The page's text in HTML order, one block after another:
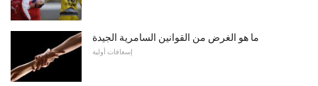
ما هو الغرض من القوانين السامرية الجيدة
إسعافات أولية